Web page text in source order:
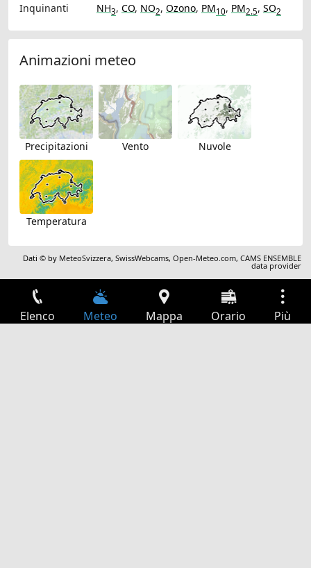
Inquinanti
NH3, CO, NO2, Ozono, PM10, PM2.5, SO2
Animazioni meteo
Precipitazioni Vento Nuvole
Temperatura
Dati © by MeteoSvizzera,SwissWebcams,Open-Meteo.com,CAMS ENSEMBLE
data provider
Elenco Meteo Mappa Orario Più